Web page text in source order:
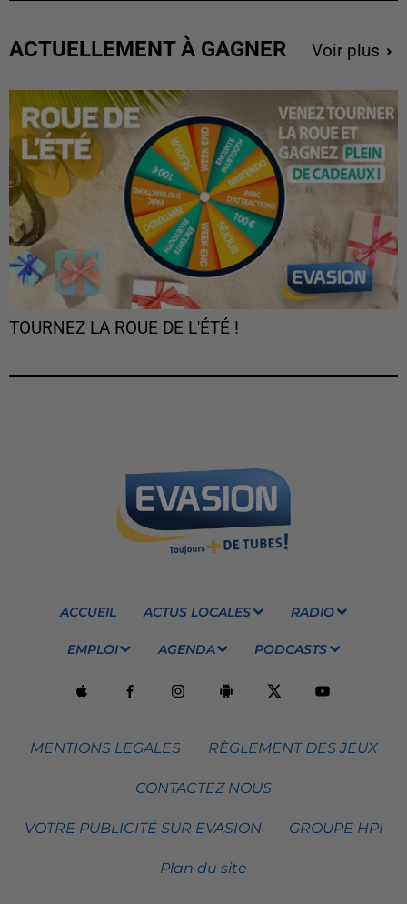
ACTUELLEMENT À GAGNER Voir plus
TOURNEZ LA ROUE DE L'ÉTÉ !
ACCUEIL ACTUS LOCALES RADIO
EMPLOI AGENDA PODCASTS
MENTIONS LEGALES RÈGLEMENT DES JEUX
CONTACTEZ NOUS
VOTRE PUBLICITÉ SUR EVASION GROUPE HPI
Plan du site